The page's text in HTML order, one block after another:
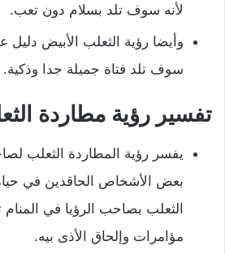
لأنه سوف تلد بسلام دون تعب.
وأيضا رؤية الثعلب الأبيض دليل
سوف تلد فتاة جميلة جدا وذكية.
تفسير رؤية مطاردة
يفسر رؤية المطاردة الثعلب
بعض الأشخاص الحاقدين في
الثعلب بصاحب الرؤيا في
مؤامرات وإلحاق الأذى بيه.